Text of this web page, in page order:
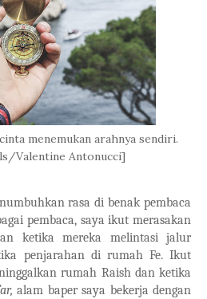
menemukan arahnya sendiri.
Valentine Antonucci]
rasa di benak pembaca
pembaca, saya ikut merasakan
ketika mereka melintasi jalur
penjarahan di rumah Fe. Ikut
rumah Raish dan ketika
alam baper saya bekerja dengan